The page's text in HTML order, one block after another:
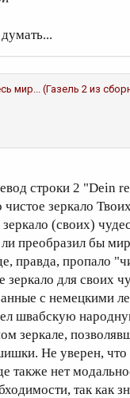
мир... (Газель 2 из
строки 2 "Dein
зеркало
(своих)
преобразил бы
правда, пропало
для своих
с немецкими
швабскую
зеркале,
Не уверен,
также нет
так как